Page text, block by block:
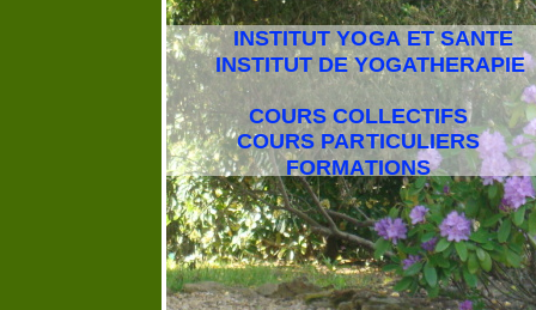
INSTITUT YOGA ET SANTE
INSTITUT DE YOGATHERAPIE
COURS COLLECTIFS
COURS PARTICULIERS
FORMATIONS